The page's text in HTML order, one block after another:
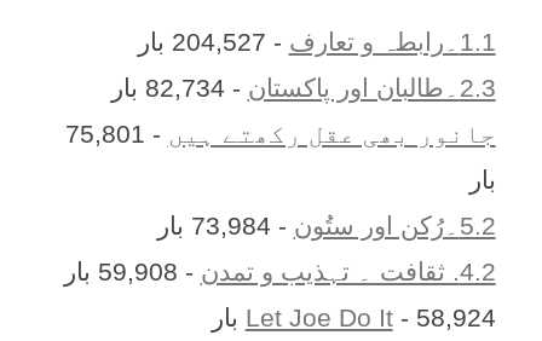
1.1۔رابطہ و تعارف
- 204,527 بار
2.3۔طالبان اور پاکستان
- 82,734 بار
جانور بھی عقل رکھتے ہیں
- 75,801
بار
5.2۔رُکن اور ستُون
- 73,984 بار
4.2. ثقافت ۔ تہذیب و تمدن
- 59,908 بار
Let Joe Do It- 58,924 بار